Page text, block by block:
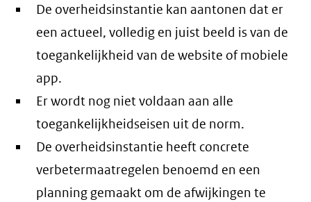
De overheidsinstantie kan aantonen dat er
een actueel, volledig en juist beeld is van de
toegankelijkheid van de website of mobiele
app.
Er wordt nog niet voldaan aan alle
toegankelijkheidseisen uit de norm.
De overheidsinstantie heeft concrete
verbetermaatregelen benoemd en een
planning gemaakt om de afwijkingen te